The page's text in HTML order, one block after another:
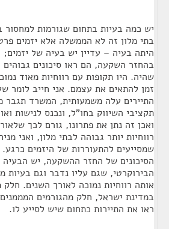
יש כמה בעיות בתחום שגורמות למחסור
בתי מלון זה לא הממשלה אלא יזמים
היתה בעיה – עדיין יש בעיה של יזמים;
בהחזר השקעה, הם ראו סיכונים גבוהים
שהיה. היו תקופות עם רווחיות מאוד
זמן להתאים את עצמם. אני חייב לומר
התיירים עלה משמעותית, המשרד תגבר
תקציבי השיווק בחו"ל, ונכנס לנישות
ואכן זה נתן את פתרונו, גורם לכך
רווחיות יותר גבוהה לבתי מלון, ואני
שמסייעים להתעוררות של היזמים
הסיכונים של החזר ההשקעה, יש
הבירוקרטי, שגם עליו נדבר וגם בעיות
אותה רווחיות נמוכה לאורך השנים.
במדינת ישראל, חלק מהגורמים
ראו את התיירות כתחום שיש לסייע לו.